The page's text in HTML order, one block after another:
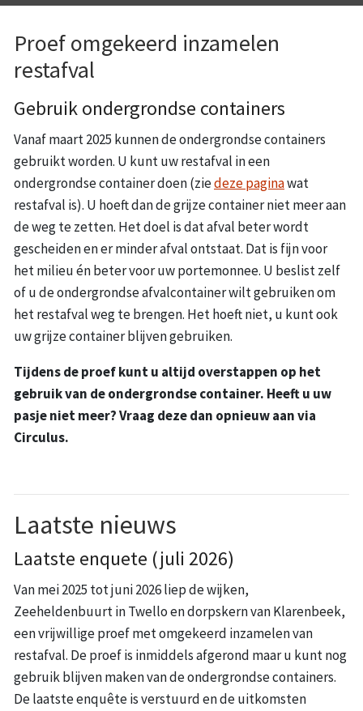
Proef omgekeerd inzamelen
restafval
Gebruik ondergrondse containers
Vanaf maart 2025 kunnen de ondergrondse containers
gebruikt worden. U kunt uw restafval in een
ondergrondse container doen (ziedeze paginawat
restafval is). U hoeft dan de grijze container niet meer aan
de weg te zetten. Het doel is dat afval beter wordt
gescheiden en er minder afval ontstaat. Dat is fijn voor
het milieu én beter voor uw portemonnee. U beslist zelf
of u de ondergrondse afvalcontainer wilt gebruiken om
het restafval weg te brengen. Het hoeft niet, u kunt ook
uw grijze container blijven gebruiken.
Tijdens de proef kunt u altijd overstappen op het
gebruik van de ondergrondse container. Heeft u uw
pasje niet meer? Vraag deze dan opnieuw aan via
Circulus.
Laatste nieuws
Laatste enquete (juli 2026)
Van mei 2025 tot juni 2026 liep de wijken,
Zeeheldenbuurt in Twello en dorpskern van Klarenbeek,
een vrijwillige proef met omgekeerd inzamelen van
restafval. De proef is inmiddels afgerond maar u kunt nog
gebruik blijven maken van de ondergrondse containers.
De laatste enquête is verstuurd en de uitkomsten